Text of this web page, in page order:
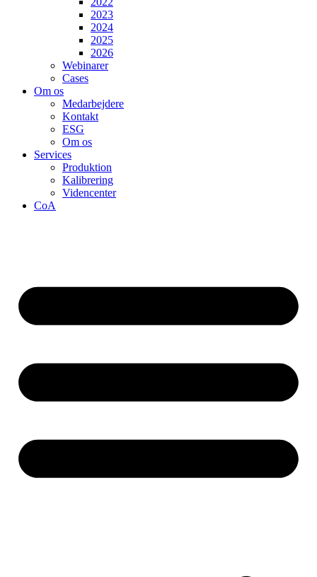
2023
2024
2025
2026
Webinarer
Cases
Om os
Medarbejdere
Kontakt
ESG
Om os
Services
Produktion
Kalibrering
Videncenter
CoA